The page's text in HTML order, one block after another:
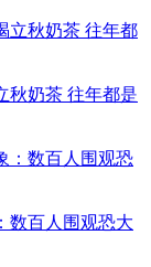
秋奶茶 往年都是
数百人围观恐大